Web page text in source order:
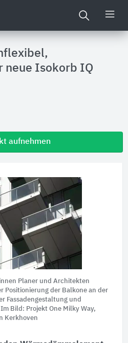
neue Isokorb IQ
aufnehmen
Planer und Architekten
Positionierung der Balkone an der
Fassadengestaltung und
Bild: Projekt One Milky Way,
Kerkhoven